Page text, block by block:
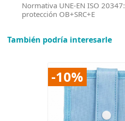
Normativa UNE-EN ISO
protección OB+SRC+E
También podría interesarle
-10%